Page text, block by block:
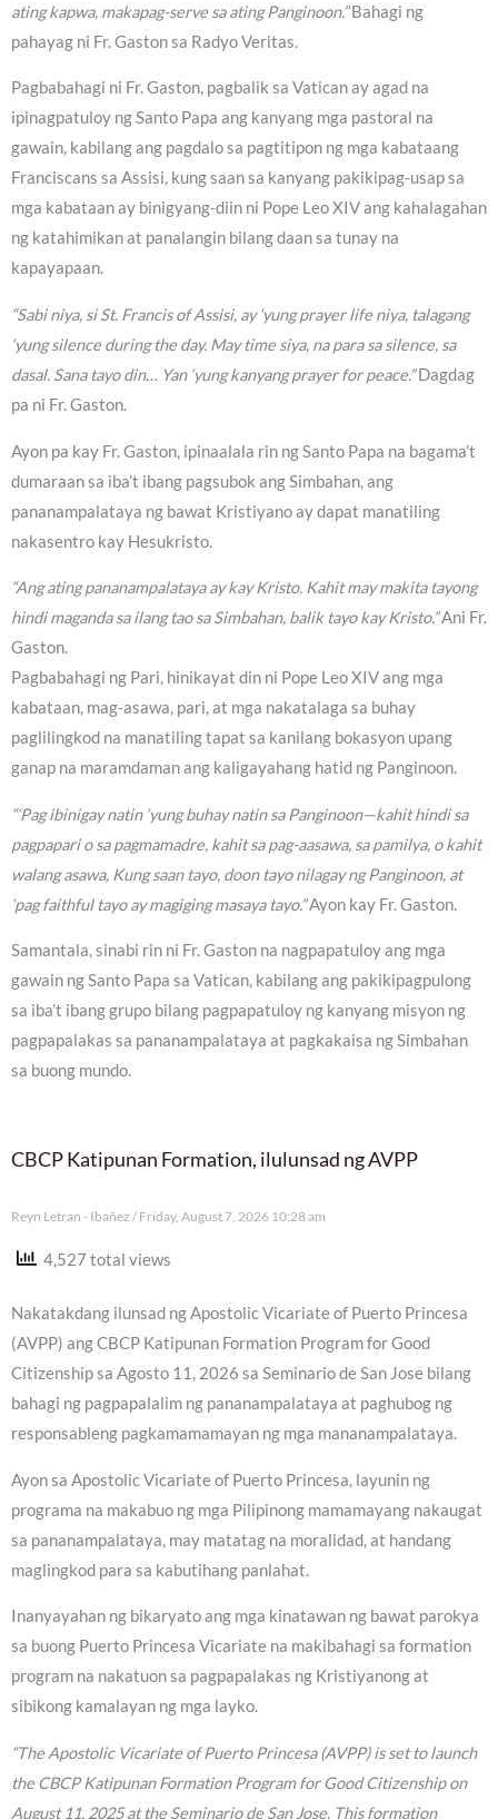
ating kapwa, makapag-serve sa ating Panginoon.”Bahagi ng
pahayag ni Fr. Gaston sa Radyo Veritas.
Pagbabahagi ni Fr. Gaston, pagbalik sa Vatican ay agad na
ipinagpatuloy ng Santo Papa ang kanyang mga pastoral na
gawain, kabilang ang pagdalo sa pagtitipon ng mga kabataang
Franciscans sa Assisi, kung saan sa kanyang pakikipag-usap sa
mga kabataan ay binigyang-diin ni Pope Leo XIV ang kahalagahan
ng katahimikan at panalangin bilang daan sa tunay na
kapayapaan.
“Sabi niya, si St. Francis of Assisi, ay ‘yung prayer life niya, talagang
‘yung silence during the day. May time siya, na para sa silence, sa
dasal. Sana tayo din… Yan ‘yung kanyang prayer for peace.”Dagdag
pa ni Fr. Gaston.
Ayon pa kay Fr. Gaston, ipinaalala rin ng Santo Papa na bagama’t
dumaraan sa iba’t ibang pagsubok ang Simbahan, ang
pananampalataya ng bawat Kristiyano ay dapat manatiling
nakasentro kay Hesukristo.
“Ang ating pananampalataya ay kay Kristo. Kahit may makita tayong
hindi maganda sa ilang tao sa Simbahan, balik tayo kay Kristo.”Ani Fr.
Gaston.
Pagbabahagi ng Pari, hinikayat din ni Pope Leo XIV ang mga
kabataan, mag-asawa, pari, at mga nakatalaga sa buhay
paglilingkod na manatiling tapat sa kanilang bokasyon upang
ganap na maramdaman ang kaligayahang hatid ng Panginoon.
“‘Pag ibinigay natin ‘yung buhay natin sa Panginoon—kahit hindi sa
pagpapari o sa pagmamadre, kahit sa pag-aasawa, sa pamilya, o kahit
walang asawa, Kung saan tayo, doon tayo nilagay ng Panginoon, at
‘pag faithful tayo ay magiging masaya tayo.”Ayon kay Fr. Gaston.
Samantala, sinabi rin ni Fr. Gaston na nagpapatuloy ang mga
gawain ng Santo Papa sa Vatican, kabilang ang pakikipagpulong
sa iba’t ibang grupo bilang pagpapatuloy ng kanyang misyon ng
pagpapalakas sa pananampalataya at pagkakaisa ng Simbahan
sa buong mundo.
CBCP Katipunan Formation, ilulunsad ng AVPP
Reyn Letran - Ibañez Friday, August 7, 2026 10:28 am
4,527 total views
Nakatakdang ilunsad ng Apostolic Vicariate of Puerto Princesa
(AVPP) ang CBCP Katipunan Formation Program for Good
Citizenship sa Agosto 11, 2026 sa Seminario de San Jose bilang
bahagi ng pagpapalalim ng pananampalataya at paghubog ng
responsableng pagkamamamayan ng mga mananampalataya.
Ayon sa Apostolic Vicariate of Puerto Princesa, layunin ng
programa na makabuo ng mga Pilipinong mamamayang nakaugat
sa pananampalataya, may matatag na moralidad, at handang
maglingkod para sa kabutihang panlahat.
Inanyayahan ng bikaryato ang mga kinatawan ng bawat parokya
sa buong Puerto Princesa Vicariate na makibahagi sa formation
program na nakatuon sa pagpapalakas ng Kristiyanong at
sibikong kamalayan ng mga layko.
“The Apostolic Vicariate of Puerto Princesa (AVPP) is set to launch
the CBCP Katipunan Formation Program for Good Citizenship on
August 11, 2025 at the Seminario de San Jose. This formation